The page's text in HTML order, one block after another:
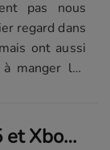
pas nous
regard dans
ont aussi
manger les
Une version PS5 et Xbox Series de Red Dead Redemption 2 à l'horizon ?